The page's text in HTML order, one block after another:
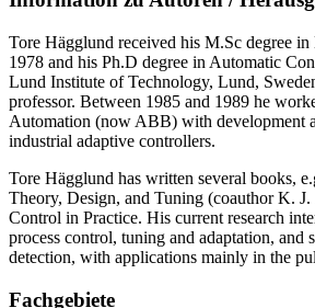
Tore Hägglund received his M.Sc degree
1978 and his Ph.D degree in Automatic
Lund Institute of Technology, Lund,
professor. Between 1985 and 1989 he
Automation (now ABB) with development
industrial adaptive controllers.
Tore Hägglund has written several books,
Theory, Design, and Tuning (coauthor K. J.
Control in Practice. His current research
process control, tuning and adaptation, and
detection, with applications mainly in the
Fachgebiete